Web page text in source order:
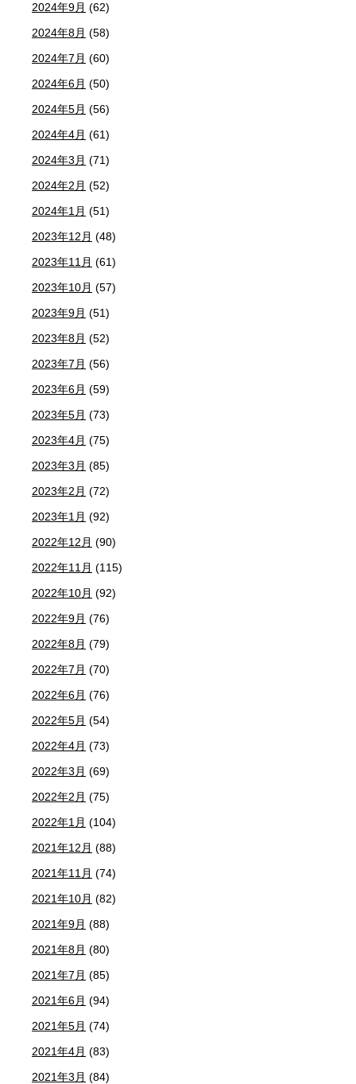
2024年9月 (62)
2024年8月 (58)
2024年7月 (60)
2024年6月 (50)
2024年5月 (56)
2024年4月 (61)
2024年3月 (71)
2024年2月 (52)
2024年1月 (51)
2023年12月 (48)
2023年11月 (61)
2023年10月 (57)
2023年9月 (51)
2023年8月 (52)
2023年7月 (56)
2023年6月 (59)
2023年5月 (73)
2023年4月 (75)
2023年3月 (85)
2023年2月 (72)
2023年1月 (92)
2022年12月 (90)
2022年11月 (115)
2022年10月 (92)
2022年9月 (76)
2022年8月 (79)
2022年7月 (70)
2022年6月 (76)
2022年5月 (54)
2022年4月 (73)
2022年3月 (69)
2022年2月 (75)
2022年1月 (104)
2021年12月 (88)
2021年11月 (74)
2021年10月 (82)
2021年9月 (88)
2021年8月 (80)
2021年7月 (85)
2021年6月 (94)
2021年5月 (74)
2021年4月 (83)
2021年3月 (84)